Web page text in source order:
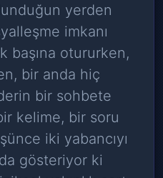
yerden
imkanı
başına otururken,
bir anda hiç
bir sohbete
kelime, bir soru
iki yabancıyı
gösteriyor ki